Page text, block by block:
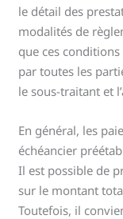
le détail des
modalités de
que ces
par toutes les
le sous-traitant et
En général, les
échéancier
Il est possible de
sur le montant
Toutefois, il